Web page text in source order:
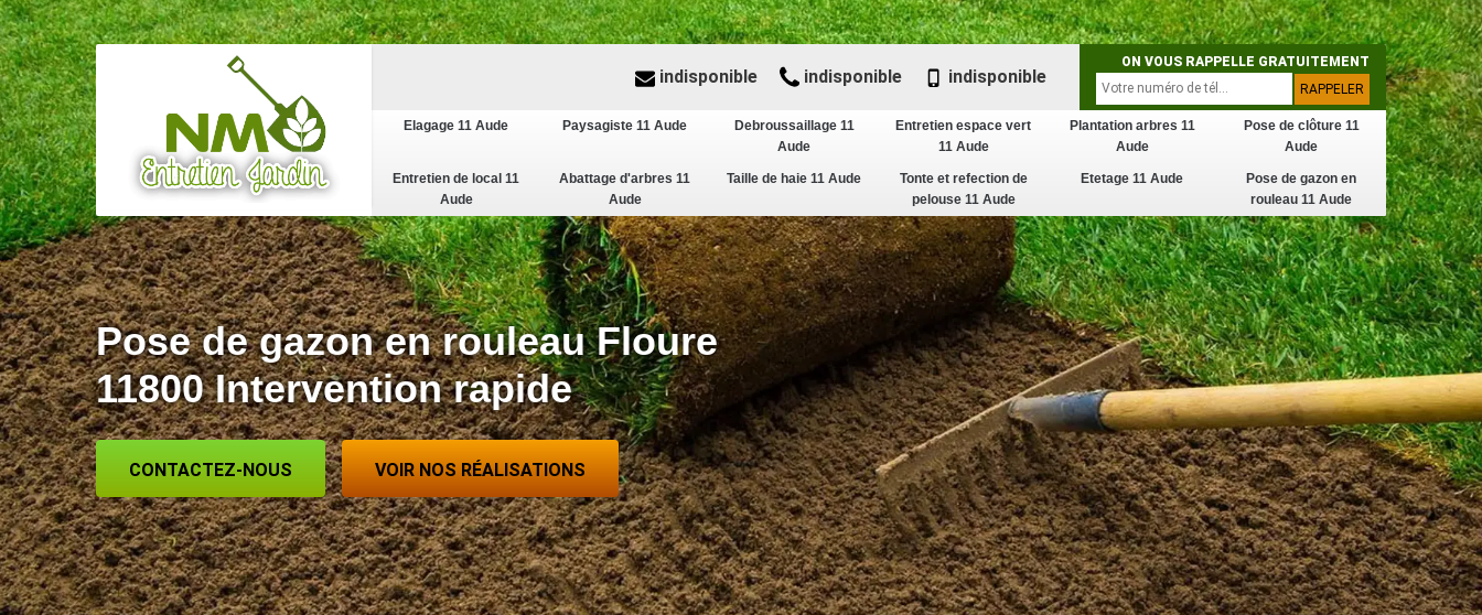
Elagage 11 Aude Paysagiste 11 Aude
Debroussaillage 11
Aude
Entretien espace vert
11 Aude
Plantation arbres 11
Aude
Pose de clôture 11
Aude
Entretien de local 11
Aude
Abattage d'arbres 11
Aude
Taille de haie 11 Aude
Tonte et refection de
pelouse 11 Aude
Etetage 11 Aude
Pose de gazon en
rouleau 11 Aude
indisponible indisponible indisponible
ON VOUS RAPPELLE GRATUITEMENT
Pose de gazon en rouleau Floure
11800 Intervention rapide
CONTACTEZ-NOUS VOIR NOS RÉALISATIONS